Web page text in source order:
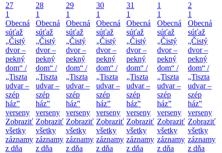
27
1
Obecná
súťaž
„Čistý
dvor –
pekný
dom“ /
„Tiszta
udvar –
szép
ház”
verseny
Zobraziť
všetky
záznamy
z dňa
28
1
Obecná
súťaž
„Čistý
dvor –
pekný
dom“ /
„Tiszta
udvar –
szép
ház”
verseny
Zobraziť
všetky
záznamy
z dňa
29
1
Obecná
súťaž
„Čistý
dvor –
pekný
dom“ /
„Tiszta
udvar –
szép
ház”
verseny
Zobraziť
všetky
záznamy
z dňa
30
1
Obecná
súťaž
„Čistý
dvor –
pekný
dom“ /
„Tiszta
udvar –
szép
ház”
verseny
Zobraziť
všetky
záznamy
z dňa
31
1
Obecná
súťaž
„Čistý
dvor –
pekný
dom“ /
„Tiszta
udvar –
szép
ház”
verseny
Zobraziť
všetky
záznamy
z dňa
1
1
Obecná
súťaž
„Čistý
dvor –
pekný
dom“ /
„Tiszta
udvar –
szép
ház”
verseny
Zobraziť
všetky
záznamy
z dňa
2
1
Obecná
súťaž
„Čistý
dvor –
pekný
dom“ /
„Tiszta
udvar –
szép
ház”
verseny
Zobraziť
všetky
záznamy
z dňa